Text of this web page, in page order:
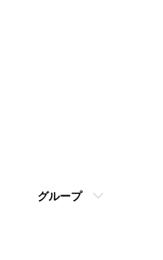
グループ